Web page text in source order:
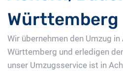
Württemberg
Wir übernehmen den Umzug in
Württemberg und erledigen
unser Umzugsservice ist in